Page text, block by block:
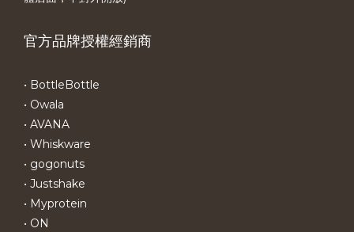
官方品牌授權經銷商
• BottleBottle
• Owala
• AVANA
• Whiskware
• gogonuts
• Justshake
• Myprotein
• ON